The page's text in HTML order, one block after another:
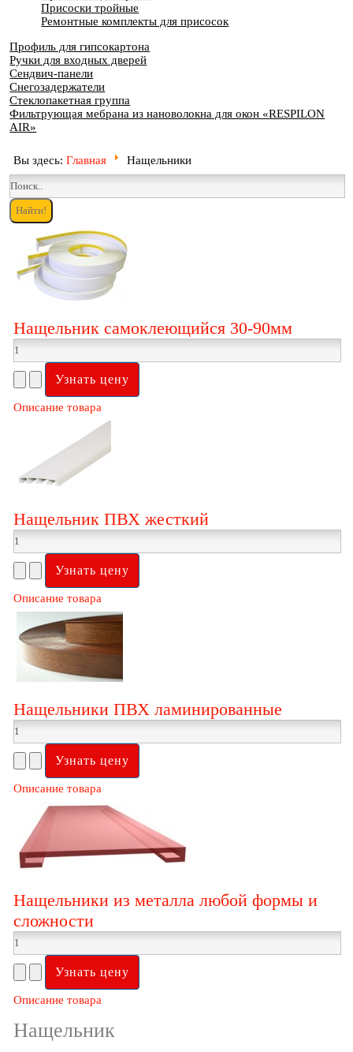
Присоски тройные
Ремонтные комплекты для присосок
Профиль для гипсокартона
Ручки для входных дверей
Сендвич-панели
Снегозадержатели
Стеклопакетная группа
Фильтрующая мебрана из нановолокна для окон «RESPILON
AIR»
Вы здесь:Главная Нащельники
Нащельник самоклеющийся 30-90мм
Описание товара
Нащельник ПВХ жесткий
Описание товара
Нащельники ПВХ ламинированные
Описание товара
Нащельники из металла любой формы и
сложности
Описание товара
Нащельник